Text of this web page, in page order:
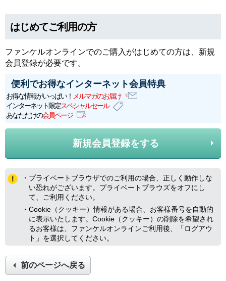
はじめてご利用の方
ファンケルオンラインでのご購入がはじめての方は、新規
会員登録が必要です。
便利でお得なインターネット会員特典
お得な情報がいっぱい！ メルマガのお届け
インターネット限定スペシャルセール
あなただけの会員ページ
新規会員登録をする
・プライベートブラウザでのご利用の場合、正しく動作しな
い恐れがございます。プライベートブラウズをオフにし
て、ご利用ください。
・Cookie（クッキー）情報がある場合、お客様番号を自動的
に表示いたします。Cookie（クッキー）の削除を希望され
るお客様は、ファンケルオンラインご利用後、「ログアウ
ト」を選択してください。
前のページへ戻る